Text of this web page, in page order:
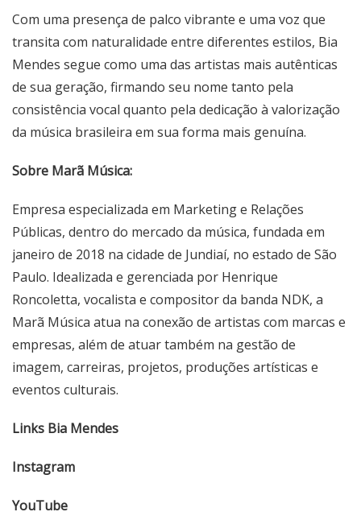
Com uma presença de palco vibrante e uma voz que
transita com naturalidade entre diferentes estilos, Bia
Mendes segue como uma das artistas mais autênticas
de sua geração, firmando seu nome tanto pela
consistência vocal quanto pela dedicação à valorização
da música brasileira em sua forma mais genuína.
Sobre Marã Música:
Empresa especializada em Marketing e Relações
Públicas, dentro do mercado da música, fundada em
janeiro de 2018 na cidade de Jundiaí, no estado de São
Paulo. Idealizada e gerenciada por Henrique
Roncoletta, vocalista e compositor da banda NDK, a
Marã Música atua na conexão de artistas com marcas e
empresas, além de atuar também na gestão de
imagem, carreiras, projetos, produções artísticas e
eventos culturais.
Links Bia Mendes
Instagram
YouTube